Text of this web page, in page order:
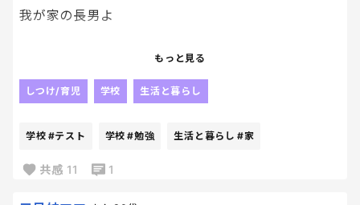
ただ、小学校を休ませなきゃいけないから、そこは
すか？
参列した経験てありますか？
我が家の長男よ
ほんっとに、ほんっとにふざけてる我が家の長男の
しまくり、グループ電話で話しながらロブロックスし
もっと見る
しつけ/育児 学校 生活と暮らし
学校 #テスト 学校 #勉強 生活と暮らし #家
共感 11 1